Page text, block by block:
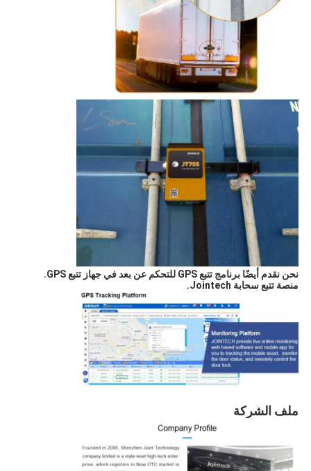
نحن نقدم أيضًا برنامج تتبع GPS للتحكم عن بعد في جهاز تتبع GPS.
منصة تتبع سحابة Jointech.
ملف الشركة